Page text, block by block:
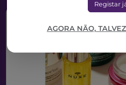
Registar
AGORA NÃO,